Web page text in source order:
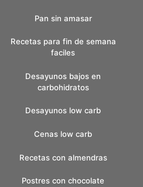
Pan sin amasar
Recetas para fin de semana
faciles
Desayunos bajos en
carbohidratos
Desayunos low carb
Cenas low carb
Recetas con almendras
Postres con chocolate